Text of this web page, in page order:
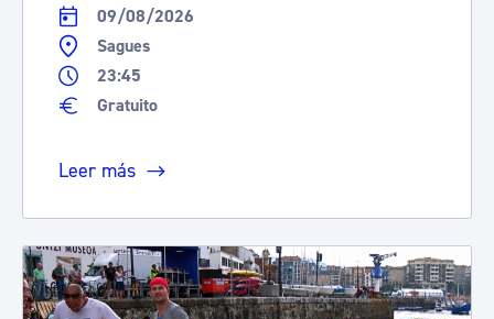
09/08/2026
Sagues
23:45
Gratuito
Leer más